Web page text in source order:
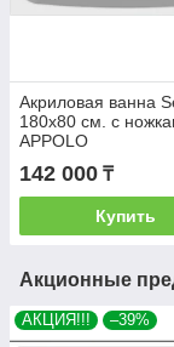
Акриловая ванна
180х80 см. с
APPOLO
142 000 ₸
Купить
Акционные
АКЦИЯ!!! –39%